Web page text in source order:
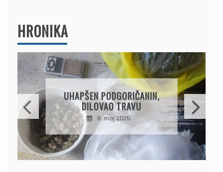
HRONIKA
UHAPŠEN PODGORIČANIN,
DILOVAO TRAVU
8. maj 2025.